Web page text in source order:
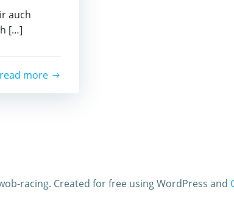
auch
[…]
read more
racing. Created for free using WordPress and